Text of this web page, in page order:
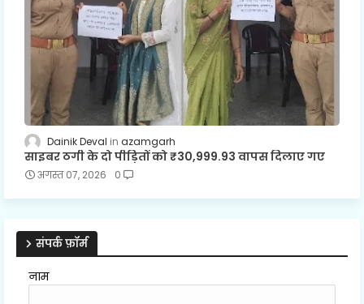
Dainik Deval azamgarh
साइबर ठगी के दो पीड़ितों को ₹30,999.93 वापस दिलाए गए
अगस्त 07, 2026 0
संपर्क फ़ॉर्म
नाम